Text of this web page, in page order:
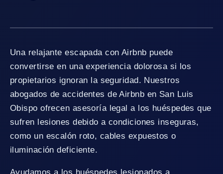
Una relajante escapada con Airbnb puede
convertirse en una experiencia dolorosa si los
propietarios ignoran la seguridad. Nuestros
abogados de accidentes de Airbnb en San Luis
Obispo ofrecen asesoría legal a los huéspedes que
sufren lesiones debido a condiciones inseguras,
como un escalón roto, cables expuestos o
iluminación deficiente.
Ayudamos a los huéspedes lesionados a